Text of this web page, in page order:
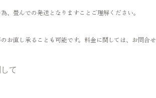
、畳んでの発送となりますことご理解ください。
お直し承ることも可能です。料金に関しては、お問合せ
て